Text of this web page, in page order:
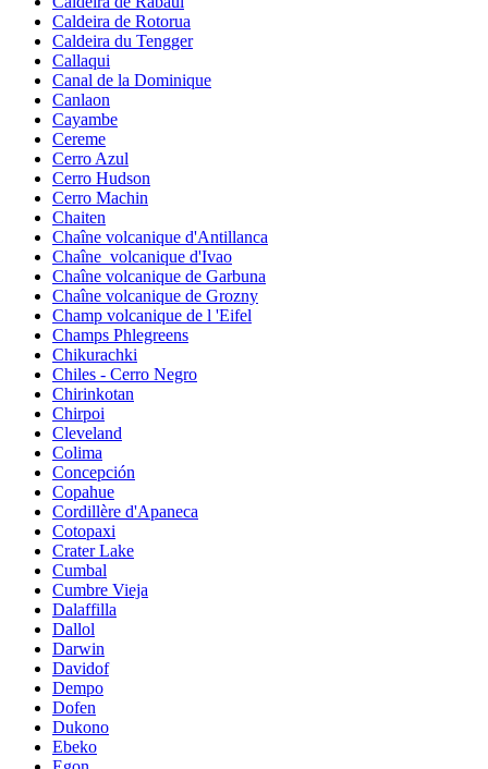
Caldeira de Rotorua
Caldeira du Tengger
Callaqui
Canal de la Dominique
Canlaon
Cayambe
Cereme
Cerro Azul
Cerro Hudson
Cerro Machin
Chaiten
Chaîne volcanique d'Antillanca
Chaîne_volcanique d'Ivao
Chaîne volcanique de Garbuna
Chaîne volcanique de Grozny
Champ volcanique de l 'Eifel
Champs Phlegreens
Chikurachki
Chiles - Cerro Negro
Chirinkotan
Chirpoi
Cleveland
Colima
Concepción
Copahue
Cordillère d'Apaneca
Cotopaxi
Crater Lake
Cumbal
Cumbre Vieja
Dalaffilla
Dallol
Darwin
Davidof
Dempo
Dofen
Dukono
Ebeko